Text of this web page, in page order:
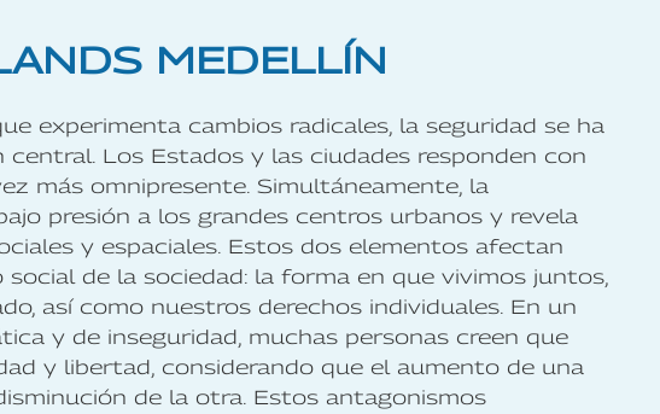
MEDELLÍN
experimenta cambios radicales, la seguridad se ha
Los Estados y las ciudades responden con
más omnipresente. Simultáneamente, la
presión a los grandes centros urbanos y revela
y espaciales. Estos dos elementos afectan
de la sociedad: la forma en que vivimos juntos,
así como nuestros derechos individuales. En un
y de inseguridad, muchas personas creen que
y libertad, considerando que el aumento de una
de la otra. Estos antagonismos